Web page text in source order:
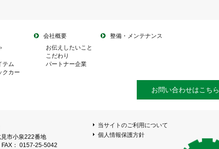
テム
クカー
会社概要
お伝えしたいこと
こだわり
パートナー企業
整備・メンテナンス
お問い合わせはこちら
市小泉222番地
： 0157-25-5042
当サイトのご利用について
個人情報保護方針